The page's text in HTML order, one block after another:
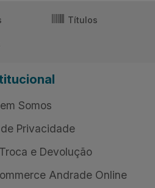
Títulos
Somos
Privacidade
e Devolução
Andrade Online